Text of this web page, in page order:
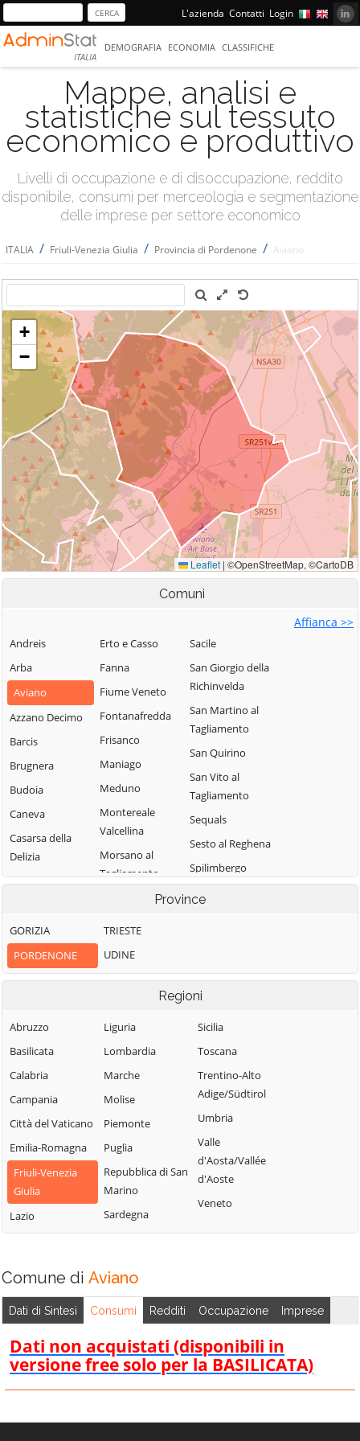
L'azienda Contatti Login
ITALIA
DEMOGRAFIA ECONOMIA CLASSIFICHE
Mappe, analisi e
statistiche sul tessuto
economico e produttivo
Livelli di occupazione e di disoccupazione, reddito
disponibile, consumi per merceologia e segmentazione
delle imprese per settore economico
ITALIA / Friuli-Venezia Giulia / Provincia di Pordenone / Aviano
Comuni
Affianca >>
Andreis
Arba
Aviano
Azzano Decimo
Barcis
Brugnera
Budoia
Caneva
Casarsa della
Delizia
Castelnovo del
Chions
Cimolais
Clauzetto
Cordenons
Cordovado
Erto e Casso
Fanna
Fiume Veneto
Fontanafredda
Frisanco
Maniago
Meduno
Montereale
Valcellina
Morsano al
Tagliamento
Tagliamento
Polcenigo
Pordenone
Prata di
Pordenone
Pravisdomini
Roveredo in
Piano
Sacile
San Giorgio della
Richinvelda
San Martino al
Tagliamento
San Quirino
San Vito al
Tagliamento
Sequals
Sesto al Reghena
Spilimbergo
Travesio
Vajont
Valvasone
Vito d'Asio
Vivaro
Zoppola
Province
GORIZIA
PORDENONE
TRIESTE
UDINE
Regioni
Abruzzo
Basilicata
Calabria
Campania
Città del Vaticano
Emilia-Romagna
Friuli-Venezia
Giulia
Lazio
Liguria
Lombardia
Marche
Molise
Piemonte
Puglia
Repubblica di San
Marino
Sardegna
Sicilia
Toscana
Trentino-Alto
Adige/Südtirol
Umbria
Valle
d'Aosta/Vallée
d'Aoste
Veneto
Comune di Aviano
Dati di Sintesi Consumi Redditi Occupazione Imprese
Dati non acquistati (disponibili in
versione free solo per la BASILICATA)